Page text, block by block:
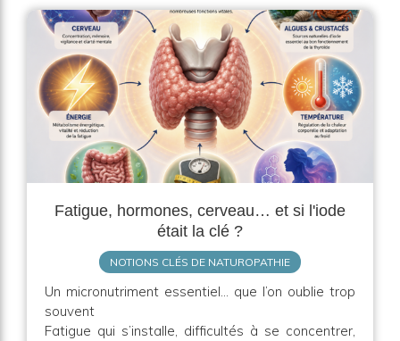
Fatigue, hormones, cerveau… et si l'iode
était la clé ?
NOTIONS CLÉS DE NATUROPATHIE
Un micronutriment essentiel… que l’on oublie trop
souvent
Fatigue qui s’installe, difficultés à se concentrer,